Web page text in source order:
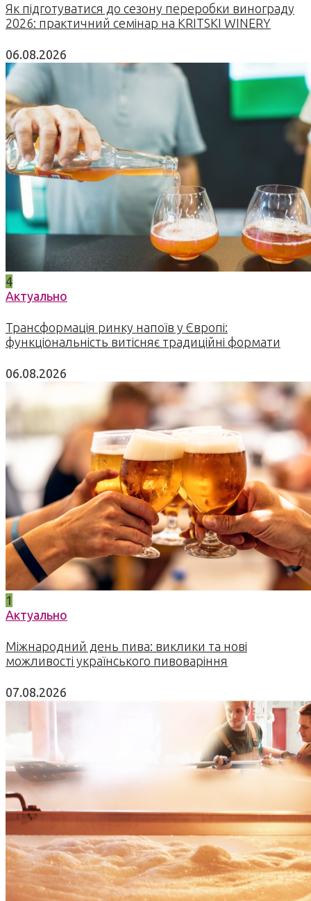
Як підготуватися до сезону переробки винограду
2026: практичний семінар на KRITSKI WINERY
06.08.2026
4
Актуально
Трансформація ринку напоїв у Європі:
функціональність витісняє традиційні формати
06.08.2026
1
Актуально
Міжнародний день пива: виклики та нові
можливості українського пивоваріння
07.08.2026